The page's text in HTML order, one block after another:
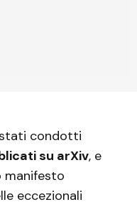
condotti
su arXiv, e
manifesto
eccezionali